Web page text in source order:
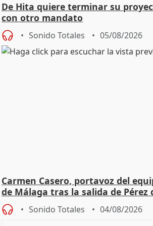
De Hita quiere terminar su
con otro mandato
Sonido Totales 05/08/2026
Carmen Casero, portavoz del
de Málaga tras la salida de Pérez
Sonido Totales 04/08/2026